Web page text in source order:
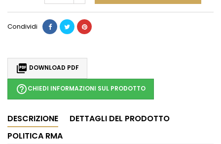
Condividi
 DOWNLOAD PDF
help_outlineCHIEDI INFORMAZIONI SUL PRODOTTO
DESCRIZIONE
DETTAGLI DEL PRODOTTO
POLITICA RMA